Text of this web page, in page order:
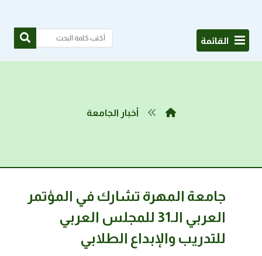
القائمة
أخبار الجامعة
جامعة المهرة تشارك في المؤتمر
العربي الـ31 للمجلس العربي
للتدريب والإبداع الطلابي